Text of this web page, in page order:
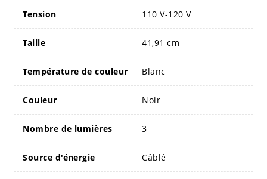
Tension 110 V-120 V
Taille 41,91 cm
Température de couleur Blanc
Couleur Noir
Nombre de lumières 3
Source d'énergie Câblé